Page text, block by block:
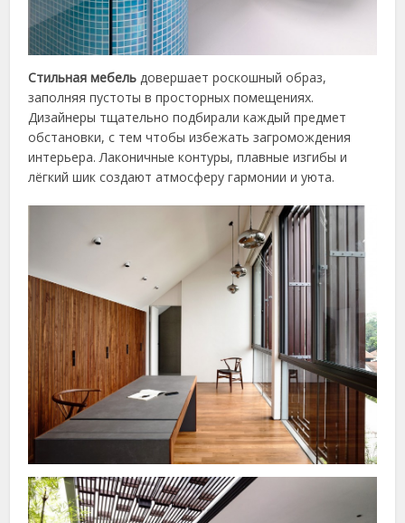
Стильная мебель довершает роскошный образ,
заполняя пустоты в просторных помещениях.
Дизайнеры тщательно подбирали каждый предмет
обстановки, с тем чтобы избежать загромождения
интерьера. Лаконичные контуры, плавные изгибы и
лёгкий шик создают атмосферу гармонии и уюта.